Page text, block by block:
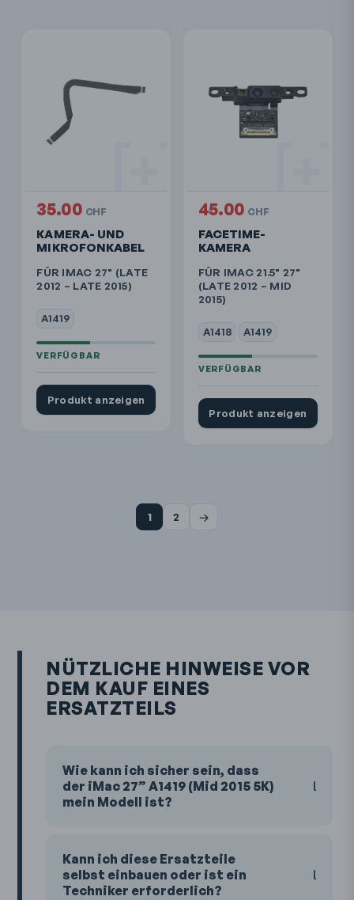
KAMERA- UND
MIKROFONKABEL
FÜR IMAC 27" (LATE
2012 – LATE 2015)
A1419
35.00 CHF
Produkt anzeigen
FACETIME-
KAMERA
FÜR IMAC 21.5" 27"
(LATE 2012 – MID
2015)
A1418 A1419
45.00 CHF
Produkt anzeigen
1 2 →
NÜTZLICHE HINWEISE VOR
DEM KAUF EINES
ERSATZTEILS
Wie kann ich sicher sein, dass
der iMac 27” A1419 (Mid 2015 5K)
mein Modell ist?
Kann ich diese Ersatzteile
selbst einbauen oder ist ein
Techniker erforderlich?